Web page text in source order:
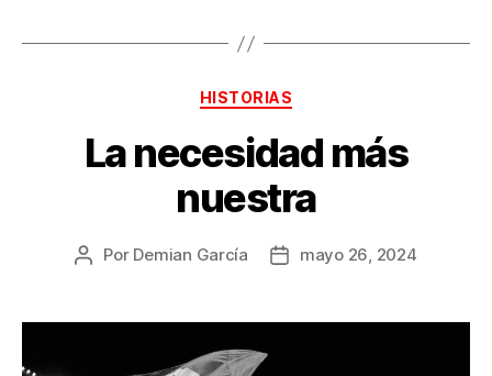
Categorías
HISTORIAS
La necesidad más
nuestra
Autor
publicación
Por Demian García
Fecha
publicación
mayo 26, 2024